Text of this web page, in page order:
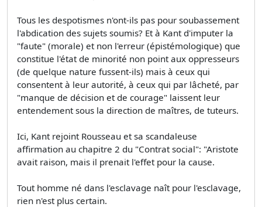
Tous les despotismes n'ont-ils pas pour soubassement
l'abdication des sujets soumis? Et à Kant d'imputer la
"faute" (morale) et non l'erreur (épistémologique) que
constitue l'état de minorité non point aux oppresseurs
(de quelque nature fussent-ils) mais à ceux qui
consentent à leur autorité, à ceux qui par lâcheté, par
"manque de décision et de courage" laissent leur
entendement sous la direction de maîtres, de tuteurs.
Ici, Kant rejoint Rousseau et sa scandaleuse
affirmation au chapitre 2 du "Contrat social": "Aristote
avait raison, mais il prenait l'effet pour la cause.
Tout homme né dans l'esclavage naît pour l'esclavage,
rien n'est plus certain.